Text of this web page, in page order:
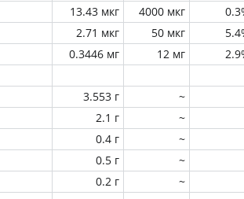
13.43 мкг 4000 мкг
2.71 мкг 50 мкг
0.3446 мг 12 мг
3.553 г
~
2.1 г
~
0.4 г
~
0.5 г
~
0.2 г ~